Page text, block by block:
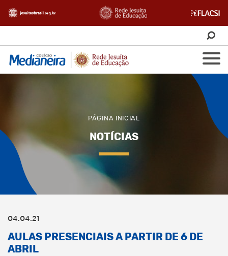
PÁGINA INICIAL
NOTÍCIAS
04.04.21
AULAS PRESENCIAIS A PARTIR DE 6 DE
ABRIL